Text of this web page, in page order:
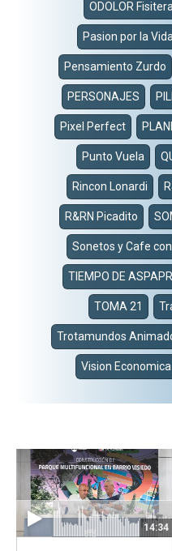
ODOLOR
Pasion por la
Pensamiento Zurdo
PERSONAJES
Pixel Perfect
Punto Vuela
Rincon Lonardi
R&RN Picadito
Sonetos y Cafe
TIEMPO DE
TOMA 21
Trotamundos
Vision Economica
14:34